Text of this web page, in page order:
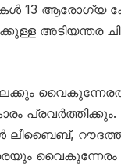
13 ആരോഗ്യ
അടിയന്തര
ലീബൈബ്,